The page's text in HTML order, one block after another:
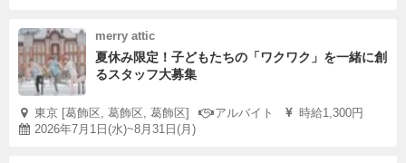
merry attic
夏休み限定！子どもたちの「ワクワク」を一緒に創
るスタッフ大募集
東京 [葛飾区, 葛飾区, 葛飾区] アルバイト
時給1,300円
2026年7月1日(水)~8月31日(月)